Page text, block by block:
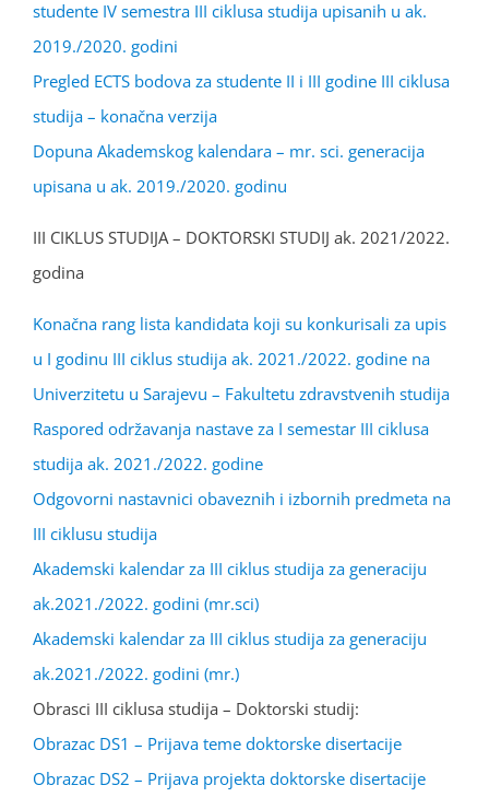
studente IV semestra III ciklusa studija upisanih u ak.
2019./2020. godini
Pregled ECTS bodova za studente II i III godine III ciklusa
studija – konačna verzija
Dopuna Akademskog kalendara – mr. sci. generacija
upisana u ak. 2019./2020. godinu
III CIKLUS STUDIJA – DOKTORSKI STUDIJ ak. 2021/2022.
godina
Konačna rang lista kandidata koji su konkurisali za upis
u I godinu III ciklus studija ak. 2021./2022. godine na
Univerzitetu u Sarajevu – Fakultetu zdravstvenih studija
Raspored održavanja nastave za I semestar III ciklusa
studija ak. 2021./2022. godine
Odgovorni nastavnici obaveznih i izbornih predmeta na
III ciklusu studija
Akademski kalendar za III ciklus studija za generaciju
ak.2021./2022. godini (mr.sci)
Akademski kalendar za III ciklus studija za generaciju
ak.2021./2022. godini (mr.)
Obrasci III ciklusa studija – Doktorski studij:
Obrazac DS1 – Prijava teme doktorske disertacije
Obrazac DS2 – Prijava projekta doktorske disertacije